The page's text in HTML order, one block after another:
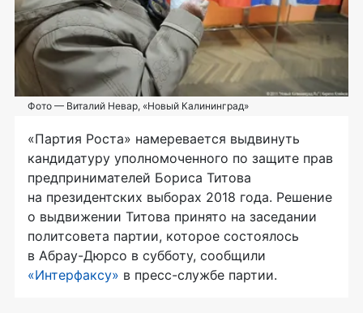
Фото — Виталий Невар, «Новый Калининград»
«Партия Роста» намеревается выдвинуть
кандидатуру уполномоченного по защите прав
предпринимателей Бориса Титова
на президентских выборах 2018 года. Решение
о выдвижении Титова принято на заседании
политсовета партии, которое состоялось
в Абрау-Дюрсо в субботу, сообщили
«Интерфаксу» в пресс-службе партии.